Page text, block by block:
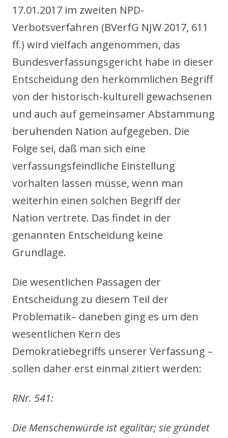
17.01.2017 im zweiten NPD-
Verbotsverfahren (BVerfG NJW 2017, 611
ff.) wird vielfach angenommen, das
Bundesverfassungsgericht habe in dieser
Entscheidung den herkömmlichen Begriff
von der historisch-kulturell gewachsenen
und auch auf gemeinsamer Abstammung
beruhenden Nation aufgegeben. Die
Folge sei, daß man sich eine
verfassungsfeindliche Einstellung
vorhalten lassen müsse, wenn man
weiterhin einen solchen Begriff der
Nation vertrete. Das findet in der
genannten Entscheidung keine
Grundlage.
Die wesentlichen Passagen der
Entscheidung zu diesem Teil der
Problematik– daneben ging es um den
wesentlichen Kern des
Demokratiebegriffs unserer Verfassung –
sollen daher erst einmal zitiert werden:
RNr. 541:
Die Menschenwürde ist egalitär; sie gründet